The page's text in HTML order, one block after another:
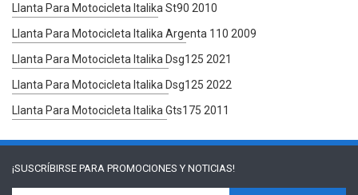
Llanta Para Motocicleta Italika St90 2010
Llanta Para Motocicleta Italika Argenta 110 2009
Llanta Para Motocicleta Italika Dsg125 2021
Llanta Para Motocicleta Italika Dsg125 2022
Llanta Para Motocicleta Italika Gts175 2011
¡SUSCRÍBIRSE PARA PROMOCIONES Y NOTICIAS!